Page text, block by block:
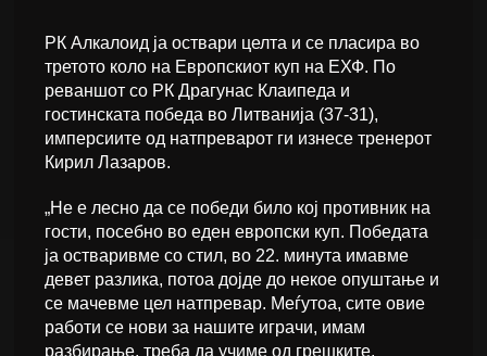
РК Алкалоид ја оствари целта и се пласира во
третото коло на Европскиот куп на ЕХФ. По
реваншот со РК Драгунас Клаипеда и
гостинската победа во Литванија (37-31),
имперсиите од натпреварот ги изнесе тренерот
Кирил Лазаров.
„Не е лесно да се победи било кој противник на
гости, посебно во еден европски куп. Победата
ја остваривме со стил, во 22. минута имавме
девет разлика, потоа дојде до некое опуштање и
се мачевме цел натпревар. Меѓутоа, сите овие
работи се нови за нашите играчи, имам
разбирање, треба да учиме од грешките.